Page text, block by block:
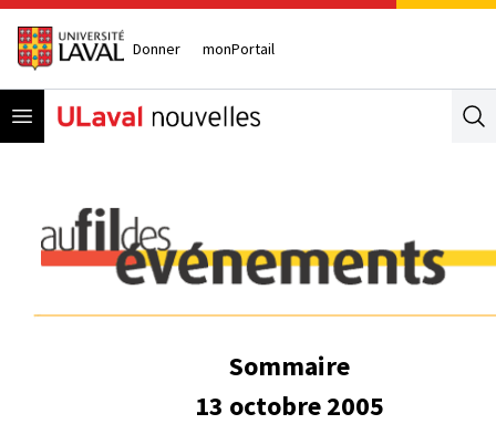
Donner monPortail
Open menu
Sommaire
13 octobre 2005